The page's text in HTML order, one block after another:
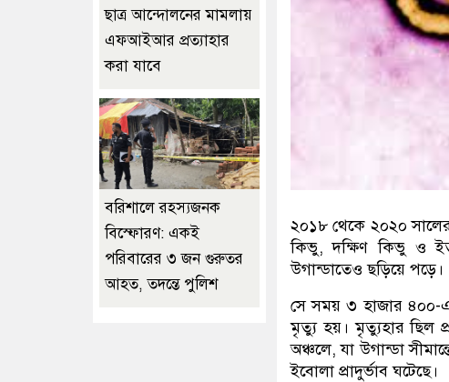
২০১৮ থেকে ২০২০ সালের
কিভু, দক্ষিণ কিভু ও
উগান্ডাতেও ছড়িয়ে পড়ে।
সে সময় ৩ হাজার ৪০০-
মৃত্যু হয়। মৃত্যুহার ছিল
অঞ্চলে, যা উগান্ডা
ইবোলা প্রাদুর্ভাব ঘটেছে।
ছাত্র আন্দোলনের মামলায়
এফআইআর প্রত্যাহার
করা যাবে
বরিশালে রহস্যজনক
বিস্ফোরণ: একই
পরিবারের ৩ জন গুরুতর
আহত, তদন্তে পুলিশ